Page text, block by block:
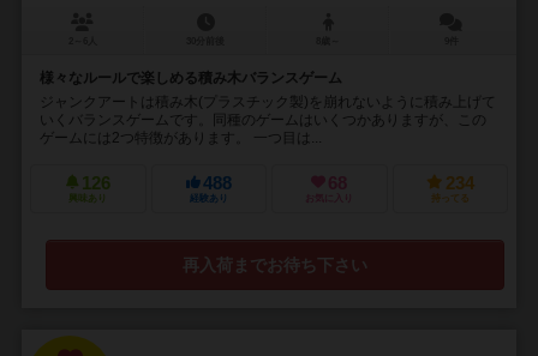
様々なルールで楽しめる積み木バランスゲーム
ジャンクアートは積み木(プラスチック製)を崩れないように積み上げて
いくバランスゲームです。同種のゲームはいくつかありますが、この
ゲームには2つ特徴があります。 一つ目は...
126
興味あり
488
経験あり
68
お気に入り
234
持ってる
再入荷までお待ち下さい